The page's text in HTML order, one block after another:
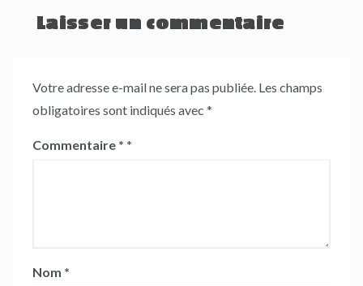
Laisser un commentaire
Votre adresse e-mail ne sera pas publiée. Les champs
obligatoires sont indiqués avec *
Commentaire *
Nom *